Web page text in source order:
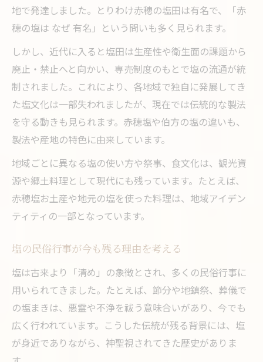
地で発達しました。とりわけ赤穂の塩田は有名で、「赤
穂の塩は なぜ 有名」という問いも多く見られます。
しかし、近代に入ると塩田は生産性や衛生面の課題から
廃止・禁止へと向かい、専売制度のもとで塩の流通が統
制されました。これにより、各地域で独自に発展してき
た塩文化は一部失われましたが、現在では伝統的な製法
を守る動きも見られます。赤穂塩や伯方の塩の違いも、
製法や産地の特色に由来しています。
地域ごとに異なる塩の使い方や祭事、食文化は、観光資
源や郷土料理として現代にも残っています。たとえば、
赤穂塩お土産や地元の塩を使った料理は、地域アイデン
ティティの一部となっています。
塩の民俗行事が今も残る理由を考える
塩は古来より「清め」の象徴とされ、多くの民俗行事に
用いられてきました。たとえば、節分や地鎮祭、葬儀で
の塩まきは、悪霊や不浄を祓う意味合いがあり、今でも
広く行われています。こうした伝統が残る背景には、塩
が身近でありながら、神聖視されてきた歴史がありま